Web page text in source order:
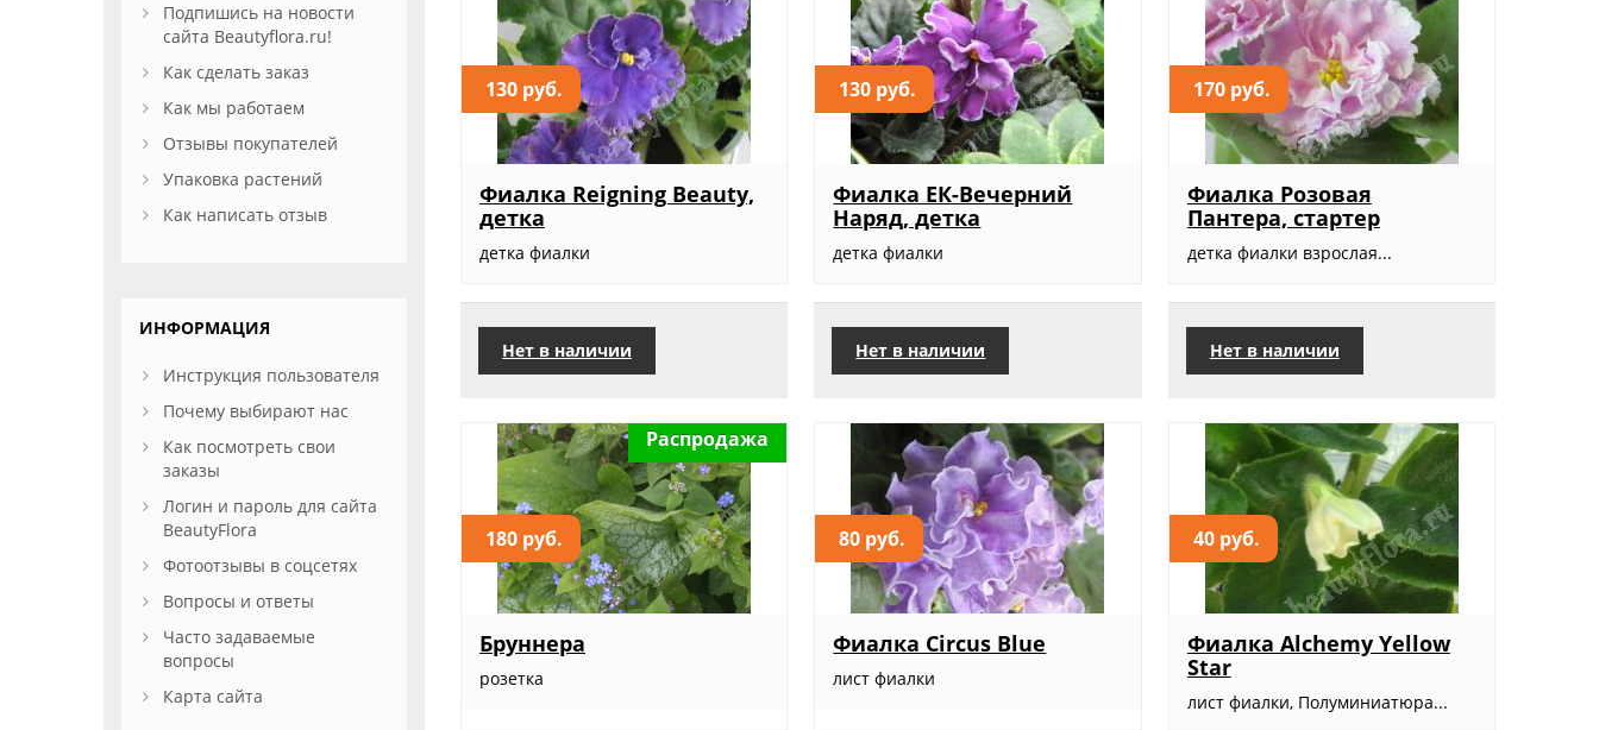
130 руб.
Фиалка Reigning Beauty,
детка
детка фиалки
Нет в наличии
130 руб.
Фиалка ЕК-Вечерний
Наряд, детка
детка фиалки
Нет в наличии
170 руб.
Фиалка Розовая
Пантера, стартер
детка фиалки взрослая...
Нет в наличии
180 руб.
Распродажа
Бруннера
розетка
80 руб.
Фиалка Circus Blue
лист фиалки
40 руб.
Фиалка Alchemy Yellow
Star
лист фиалки, Полуминиатюра...
Подпишись на новости
сайта Beautyflora.ru!
Как сделать заказ
Как мы работаем
Отзывы покупателей
Упаковка растений
Как написать отзыв
ИНФОРМАЦИЯ
Инструкция пользователя
Почему выбирают нас
Как посмотреть свои
заказы
Логин и пароль для сайта
BeautyFlora
Фотоотзывы в соцсетях
Вопросы и ответы
Часто задаваемые
вопросы
Карта сайта